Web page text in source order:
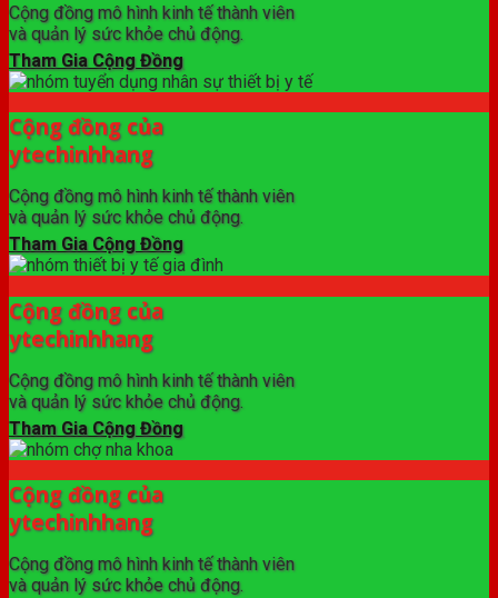
Cộng đồng mô hình kinh tế thành viên
và quản lý sức khỏe chủ động.
Tham Gia Cộng Đồng
Cộng đồng của
ytechinhhang
Cộng đồng mô hình kinh tế thành viên
và quản lý sức khỏe chủ động.
Tham Gia Cộng Đồng
Cộng đồng của
ytechinhhang
Cộng đồng mô hình kinh tế thành viên
và quản lý sức khỏe chủ động.
Tham Gia Cộng Đồng
Cộng đồng của
ytechinhhang
Cộng đồng mô hình kinh tế thành viên
và quản lý sức khỏe chủ động.